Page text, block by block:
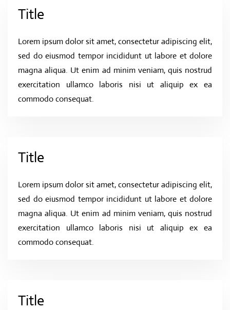
Title
Lorem ipsum dolor sit amet, consectetur adipiscing elit,
sed do eiusmod tempor incididunt ut labore et dolore
magna aliqua. Ut enim ad minim veniam, quis nostrud
exercitation ullamco laboris nisi ut aliquip ex ea
commodo consequat.
Title
Lorem ipsum dolor sit amet, consectetur adipiscing elit,
sed do eiusmod tempor incididunt ut labore et dolore
magna aliqua. Ut enim ad minim veniam, quis nostrud
exercitation ullamco laboris nisi ut aliquip ex ea
commodo consequat.
Title